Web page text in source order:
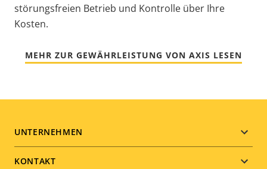
störungsfreien Betrieb und Kontrolle über Ihre
Kosten.
MEHR ZUR GEWÄHRLEISTUNG VON AXIS LESEN
Footer
menu
UNTERNEHMEN
KONTAKT